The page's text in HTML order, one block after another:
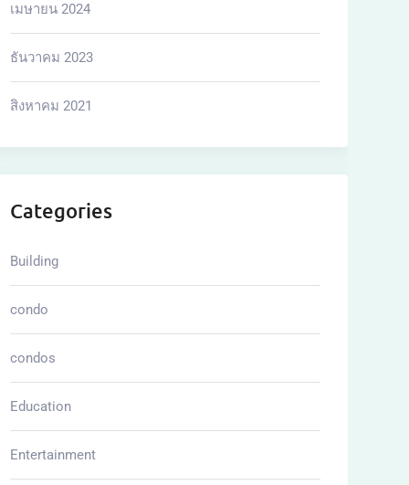
เมษายน 2024
ธันวาคม 2023
สิงหาคม 2021
Categories
Building
condo
condos
Education
Entertainment